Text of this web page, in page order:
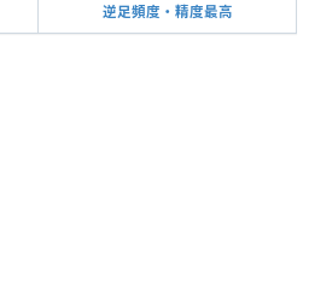
逆足頻度・精度最高